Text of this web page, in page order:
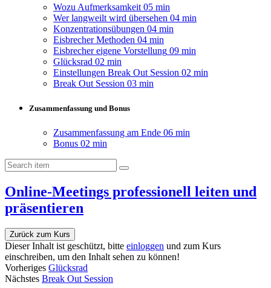
Wozu Aufmerksamkeit 05 min
Wer langweilt wird übersehen 04 min
Konzentrationsübungen 04 min
Eisbrecher Methoden 04 min
Eisbrecher eigene Vorstellung 09 min
Glücksrad 02 min
Einstellungen Break Out Session 02 min
Break Out Session 03 min
Zusammenfassung und Bonus
Zusammenfassung am Ende 06 min
Bonus 02 min
Online-Meetings professionell leiten und
präsentieren
Zurück zum Kurs
Dieser Inhalt ist geschützt, bitte einloggen und zum Kurs
einschreiben, um den Inhalt sehen zu können!
Vorheriges Glücksrad
Nächstes Break Out Session